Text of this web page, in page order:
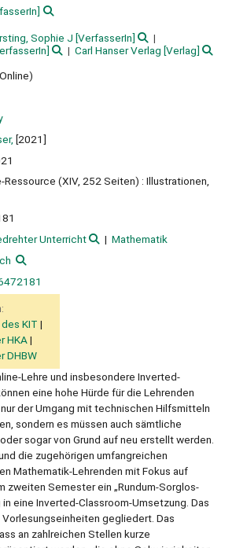
Sophie J [VerfasserIn]
Carl Hanser Verlag [Verlag]
[2021]
Ressource (XIV, 252 Seiten) : Illustrationen,
Unterricht
Mathematik
KIT
HKA
DHBW
Lehre und insbesondere Inverted-
eine hohe Hürde für die Lehrenden
der Umgang mit technischen Hilfsmitteln
sondern es müssen auch sämtliche
sogar von Grund auf neu erstellt werden.
die zugehörigen umfangreichen
Mathematik-Lehrenden mit Fokus auf
zweiten Semester ein „Rundum-Sorglos-
eine Inverted-Classroom-Umsetzung. Das
gegliedert. Das
an zahlreichen Stellen kurze